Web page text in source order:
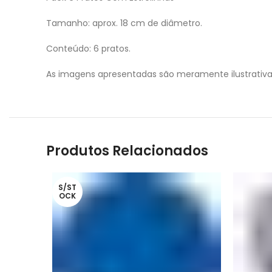
Tamanho: aprox. 18 cm de diâmetro.
Conteúdo: 6 pratos.
As imagens apresentadas são meramente
Produtos Relacionados
S/ST
OCK